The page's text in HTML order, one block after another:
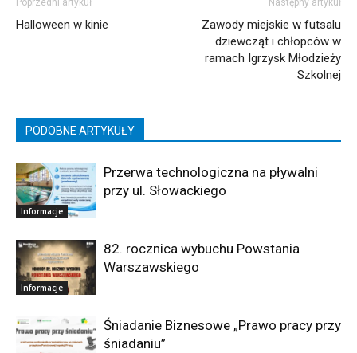
Poprzedni artykuł
Halloween w kinie
Następny artykuł
Zawody miejskie w futsalu
dziewcząt i chłopców w
ramach Igrzysk Młodzieży
Szkolnej
PODOBNE ARTYKUŁY
Informacje
Przerwa technologiczna na pływalni
przy ul. Słowackiego
Informacje
82. rocznica wybuchu Powstania
Warszawskiego
Śniadanie Biznesowe „Prawo pracy przy
śniadaniu”